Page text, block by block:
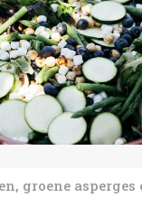
groene